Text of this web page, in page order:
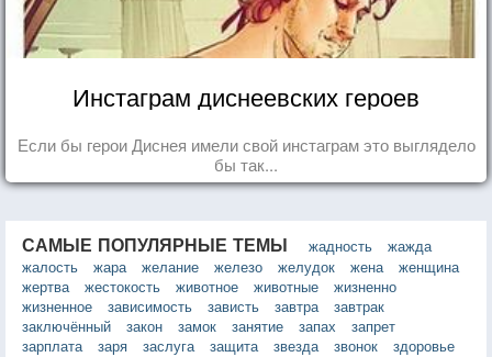
Инстаграм диснеевских героев
Если бы герои Диснея имели свой инстаграм это выглядело
бы так...
САМЫЕ ПОПУЛЯРНЫЕ ТЕМЫ жадность
жажда
жалость
жара желание железо желудок жена
женщина
жертва
жестокость животное животные
жизненно
жизненное
зависимость зависть завтра
завтрак
заключённый
закон замок занятие запах
запрет
зарплата
заря заслуга защита звезда звонок
здоровье